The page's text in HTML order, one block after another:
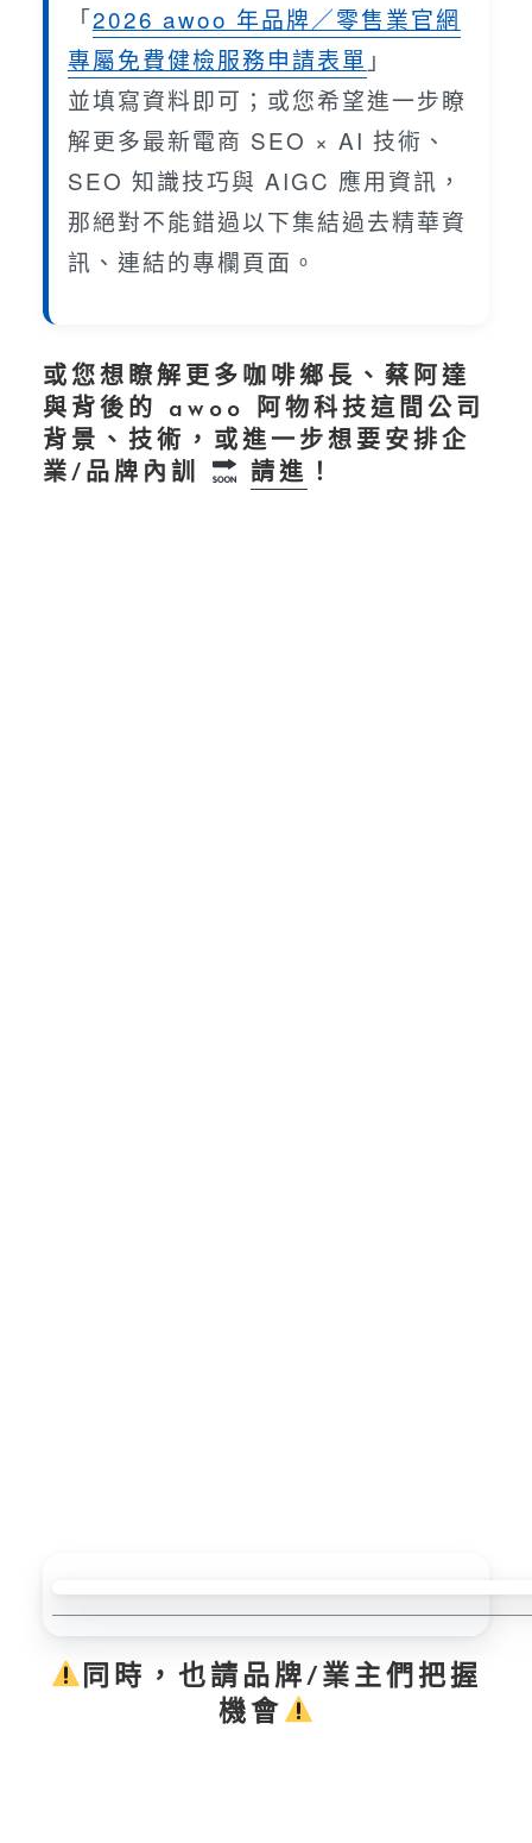
「2026 awoo 年品牌／零售業官網
專屬免費健檢服務申請表單 」
並填寫資料即可；或您希望進一步瞭
解更多最新電商 SEO × AI 技術、
SEO 知識技巧與 AIGC 應用資訊，
那絕對不能錯過以下集結過去精華資
訊、連結的專欄頁面。
或您想瞭解更多咖啡鄉長、蔡阿達
與背後的 awoo 阿物科技這間公司
背景、技術，或進一步想要安排企
業/品牌內訓
請進 ！
同時，也請品牌/業主們把握
機會